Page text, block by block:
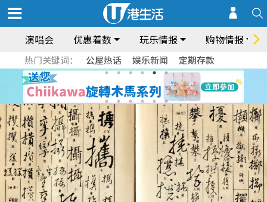
演唱会 优惠着数 玩乐情报 购物情报
热门关键词： 公屋热话 娱乐新闻 定期存款